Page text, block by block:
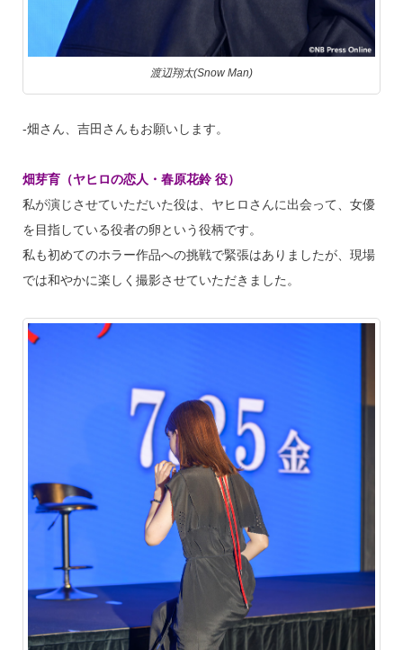
渡辺翔太(Snow Man)
‐畑さん、吉田さんもお願いします。
畑芽育（ヤヒロの恋人・春原花鈴 役）
私が演じさせていただいた役は、ヤヒロさんに出会って、女優
を目指している役者の卵という役柄です。
私も初めてのホラー作品への挑戦で緊張はありましたが、現場
では和やかに楽しく撮影させていただきました。